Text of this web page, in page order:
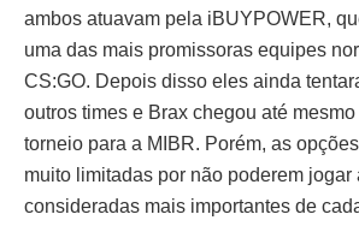
ambos atuavam pela iBUYPOWER,
uma das mais promissoras equipes
CS:GO. Depois disso eles ainda
outros times e Brax chegou até
torneio para a MIBR. Porém, as
muito limitadas por não poderem jogar
consideradas mais importantes de